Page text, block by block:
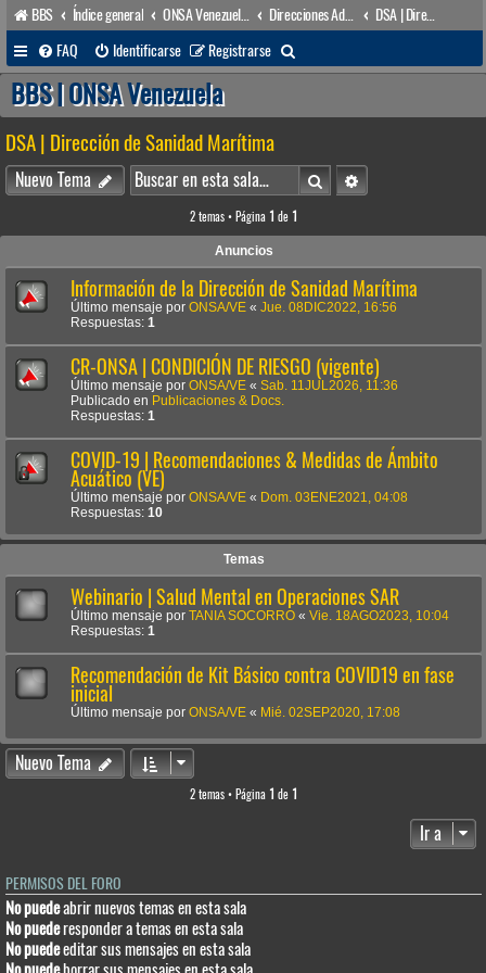
BBS Índice general Direcciones Administrativas
DSA | Dirección de Sanidad Marítima
FAQ
Identificarse Registrarse
u
a
r
BBS | ONSA Venezuela
DSA | Dirección de Sanidad Marítima
Nuevo Tema BuscarBúsqueda avanzada
2 temas • Página 1 de 1
Anuncios
Información de la Dirección de Sanidad Marítima
Último mensaje por ONSA/VE « Jue. 08DIC2022, 16:56
Respuestas: 1
CR-ONSA | CONDICIÓN DE RIESGO (vigente)
Último mensaje por ONSA/VE « Sab. 11JUL2026, 11:36
Publicado en Publicaciones & Docs.
Respuestas: 1
COVID-19 | Recomendaciones & Medidas de Ámbito
Acuático (VE)
Último mensaje por ONSA/VE « Dom. 03ENE2021, 04:08
Respuestas: 10
Temas
Webinario | Salud Mental en Operaciones SAR
Último mensaje por TANIA SOCORRO « Vie. 18AGO2023, 10:04
Respuestas: 1
Recomendación de Kit Básico contra COVID19 en fase
inicial
Último mensaje por ONSA/VE « Mié. 02SEP2020, 17:08
Nuevo Tema
2 temas • Página 1 de 1
Ir a
PERMISOS DEL FORO
No puedeabrir nuevos temas en esta sala
No puederesponder a temas en esta sala
No puedeeditar sus mensajes en esta sala